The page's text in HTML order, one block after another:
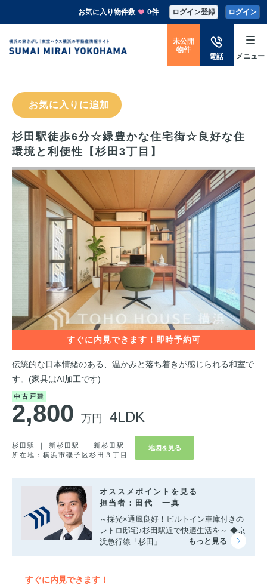
お気に入り物件数 0件 ログイン登録 ログイン
電話
未公開
物件
メニュー
お気に入りに追加
杉田駅徒歩6分☆緑豊かな住宅街☆良好な住
環境と利便性【杉田3丁目】
伝統的な日本情緒のある、温かみと落ち着きが感じられる和室で
す。(家具はAI加工です)
中古戸建
2,800 万円 4LDK
杉田駅 ｜ 新杉田駅 ｜ 新杉田駅
所在地：横浜市磯子区杉田３丁目
地図を見る
オススメポイントを見る
担当者：田代 一真
～採光×通風良好！ビルトイン車庫付きの
レトロ邸宅♪杉田駅近で快適生活を～ ◆京
浜急行線「杉田」...
すぐに内見できます！